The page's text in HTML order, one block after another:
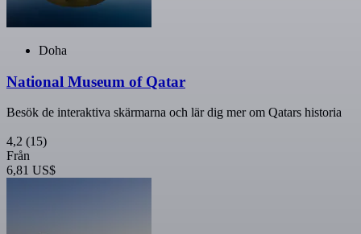
Doha
National Museum of Qatar
Besök de interaktiva skärmarna och lär dig mer om Qatars historia
4,2 (15)
Från
6,81 US$